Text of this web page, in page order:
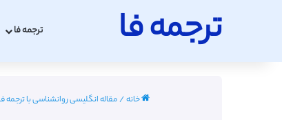
ترجمه فا ترجمه فا
خانه/مقاله انگلیسی روانشناسی با ترجمه فارسی